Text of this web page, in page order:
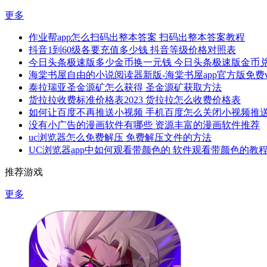
更多
作业帮app怎么扫码出整本答案 扫码出整本答案教程
抖音1到60级各要充值多少钱 抖音等级价格对照表
今日头条极速版多少金币换一元钱 今日头条极速版金币
海棠书屋自由的小说阅读器新版-海棠书屋app官方版免费
泰拉瑞亚圣金源矿怎么获得 圣金源矿获取方法
货拉拉收费标准价格表2023 货拉拉怎么收费价格表
如何让百度不再推送小视频 手机百度怎么关闭小视频推
没有小广告的漫画软件有哪些 资源丰富的漫画软件推荐
uc浏览器怎么免费解压 免费解压文件的方法
UC浏览器app中如何观看带颜色的 软件观看带颜色的教程
推荐游戏
更多